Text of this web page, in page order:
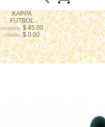
KAPPA
FUTBOL
contado:$ 45.00
credito:$ 0.00